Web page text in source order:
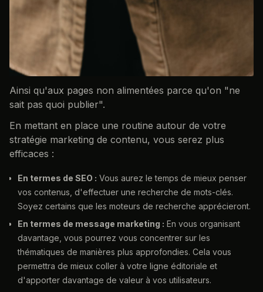
Ainsi qu'aux pages non alimentées parce qu'on "ne
sait pas quoi publier".
En mettant en place une routine autour de votre
stratégie marketing de contenu, vous serez plus
efficaces :
En termes de SEO : Vous aurez le temps de mieux penser
vos contenus, d'effectuer une recherche de mots-clés.
Soyez certains que les moteurs de recherche apprécieront.
En termes de message marketing : En vous organisant
davantage, vous pourrez vous concentrer sur les
thématiques de manières plus approfondies. Cela vous
permettra de mieux coller à votre ligne éditoriale et
d'apporter davantage de valeur à vos utilisateurs.